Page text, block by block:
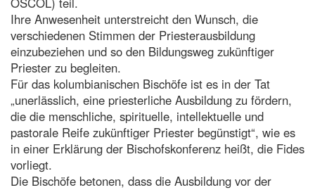
Ihre Anwesenheit unterstreicht den Wunsch, die
verschiedenen Stimmen der Priesterausbildung
einzubeziehen und so den Bildungsweg zukünftiger
Priester zu begleiten.
Für das kolumbianischen Bischöfe ist es in der Tat
„unerlässlich, eine priesterliche Ausbildung zu fördern,
die die menschliche, spirituelle, intellektuelle und
pastorale Reife zukünftiger Priester begünstigt“, wie es
in einer Erklärung der Bischofskonferenz heißt, die Fides
vorliegt.
Die Bischöfe betonen, dass die Ausbildung vor der